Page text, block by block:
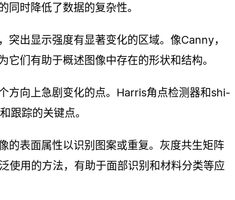
时降低了数据的复杂性。
出显示强度有显著变化的区域。像Canny，
们有助于概述图像中存在的形状和结构。
方向上急剧变化的点。Harris角点检测器和shi-
跟踪的关键点。
的表面属性以识别图案或重复。灰度共生矩阵
使用的方法，有助于面部识别和材料分类等应